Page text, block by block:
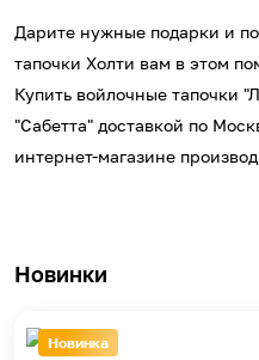
Дарите нужные подарки и
тапочки Холти вам в этом
Купить войлочные тапочки
"Сабетта" доставкой по
интернет-магазине
Новинки
Новинка